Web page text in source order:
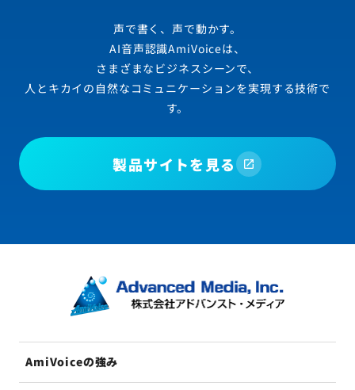
声で書く、声で動かす。
AI音声認識AmiVoiceは、
さまざまなビジネスシーンで、
人とキカイの自然なコミュニケーションを実現する技術で
す。
製品サイトを見る
AmiVoiceの強み